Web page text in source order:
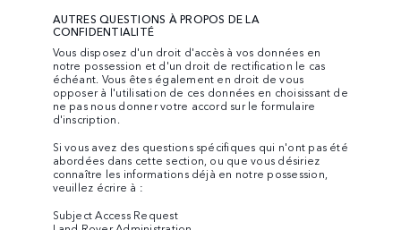
AUTRES QUESTIONS À PROPOS DE LA
CONFIDENTIALITÉ
Vous disposez d'un droit d'accès à vos données en
notre possession et d'un droit de rectification le cas
échéant. Vous êtes également en droit de vous
opposer à l'utilisation de ces données en choisissant de
ne pas nous donner votre accord sur le formulaire
d'inscription.
Si vous avez des questions spécifiques qui n'ont pas été
abordées dans cette section, ou que vous désiriez
connaître les informations déjà en notre possession,
veuillez écrire à :
Subject Access Request